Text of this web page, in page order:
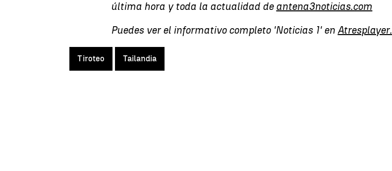
última hora y toda la actualidad de antena3noticias.com
Puedes ver el informativo completo 'Noticias 1' enAtresplayer.
Tiroteo Tailandia